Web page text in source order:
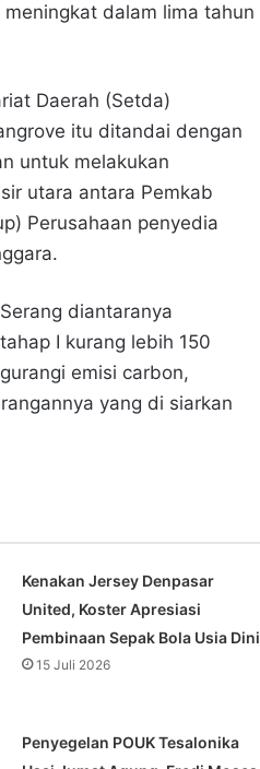
dalam lima tahun
Daerah (Setda)
itu ditandai dengan
untuk melakukan
utara antara Pemkab
Perusahaan penyedia
diantaranya
I kurang lebih 150
emisi carbon,
yang di siarkan
Kenakan Jersey Denpasar
United, Koster Apresiasi
Pembinaan Sepak Bola Usia Dini
15 Juli 2026
Penyegelan POUK Tesalonika